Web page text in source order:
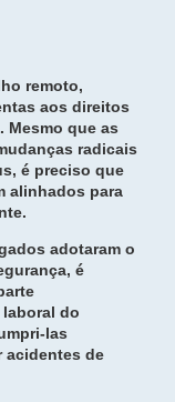
remoto,
aos direitos
Mesmo que as
radicais
é preciso que
alinhados para
adotaram o
é
laboral do
las
acidentes de